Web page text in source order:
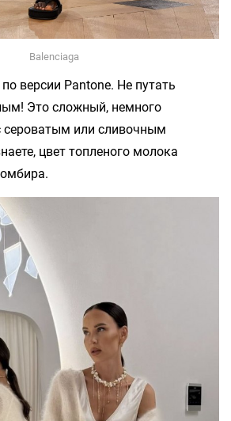
Balenciaga
версии Pantone. Не путать
Это сложный, немного
сероватым или сливочным
цвет топленого молока